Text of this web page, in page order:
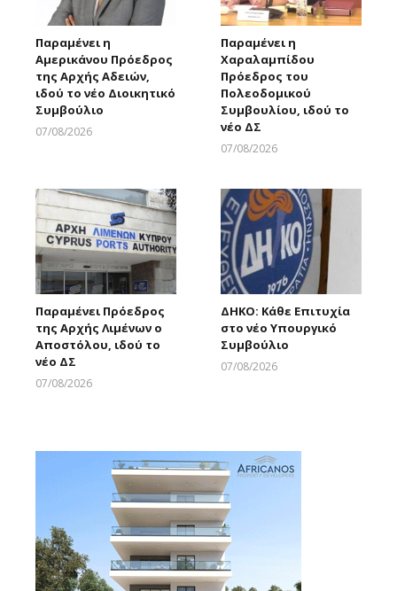
Παραμένει η
Αμερικάνου Πρόεδρος
της Αρχής Αδειών,
ιδού το νέο Διοικητικό
Συμβούλιο
07/08/2026
Παραμένει η
Χαραλαμπίδου
Πρόεδρος του
Πολεοδομικού
Συμβουλίου, ιδού το
νέο ΔΣ
07/08/2026
Παραμένει Πρόεδρος
της Αρχής Λιμένων ο
Αποστόλου, ιδού το
νέο ΔΣ
07/08/2026
ΔΗΚΟ: Κάθε Επιτυχία
στο νέο Υπουργικό
Συμβούλιο
07/08/2026